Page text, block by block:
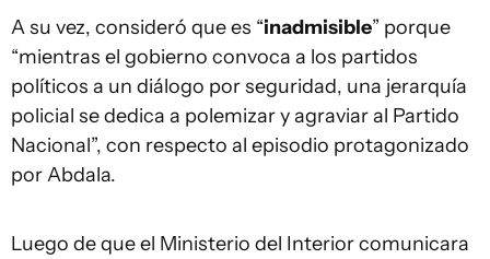
A su vez, consideró que es “inadmisible” porque
“mientras el gobierno convoca a los partidos
políticos a un diálogo por seguridad, una jerarquía
policial se dedica a polemizar y agraviar al Partido
Nacional”, con respecto al episodio protagonizado
por Abdala.
Luego de que el Ministerio del Interior comunicara